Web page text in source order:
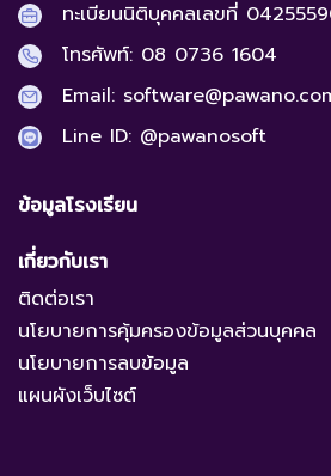
ทะเบียนนิติบุคคลเลขที่
โทรศัพท์: 08 0736 1604
Email:
Line ID: @pawanosoft
ข้อมูลโรงเรียน
เกี่ยวกับเรา
ติดต่อเรา
นโยบายการคุ้มครองข้อมูลส่วนบุคคล
นโยบายการลบข้อมูล
แผนผังเว็บไซต์